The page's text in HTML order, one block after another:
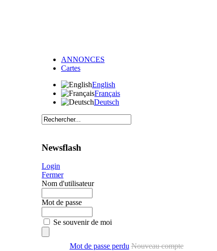
ANNONCES
Cartes
English
Français
Deutsch
Newsflash
Login
Fermer
Nom d'utilisateur
Mot de passe
Se souvenir de moi
Mot de passe perdu Nouveau compte